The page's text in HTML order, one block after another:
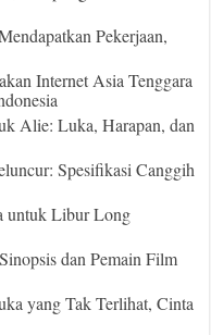
Pekerjaan,
Internet Asia Tenggara
Alie: Luka, Harapan, dan
Spesifikasi Canggih
untuk Libur Long
dan Pemain Film
yang Tak Terlihat, Cinta